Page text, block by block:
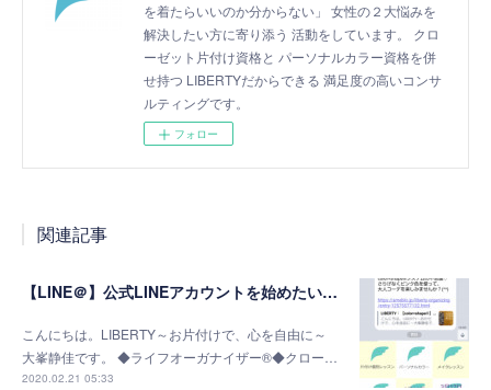
を着たらいいのか分からない」 女性の２大悩みを
解決したい方に寄り添う 活動をしています。 クロ
ーゼット片付け資格と パーソナルカラー資格を併
せ持つ LIBERTYだからできる 満足度の高いコンサ
ルティングです。
フォロー
関連記事
【LINE＠】公式LINEアカウントを始めたい方＆もっと上手に使いこなしたい方へ
こんにちは。LIBERTY～お片付けで、心を自由に～
大峯静佳です。 ◆ライフオーガナイザー®◆クロー…
2020.02.21 05:33